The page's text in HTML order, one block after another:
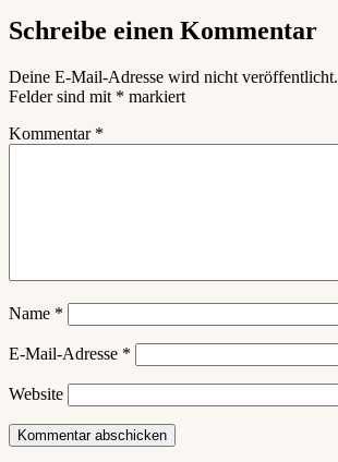
Schreibe einen Kommentar
Deine E-Mail-Adresse wird nicht veröffentlicht.
Felder sind mit * markiert
Kommentar *
Name *
E-Mail-Adresse *
Website